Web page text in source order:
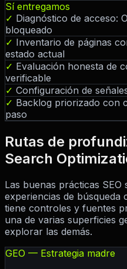
Sí entregamos
✓ Diagnóstico de acceso:
bloqueado
✓ Inventario de páginas
estado actual
✓ Evaluación honesta de
verificable
✓ Configuración de
✓ Backlog priorizado con
paso
Rutas de
Search
Las buenas prácticas SEO
experiencias de
tiene controles y fuentes
una de varias superficies
explorar las demás.
GEO — Estrategia madre